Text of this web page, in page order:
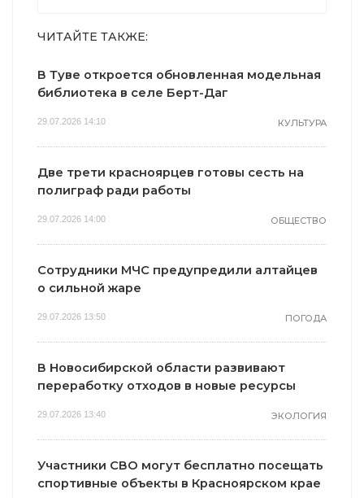
ЧИТАЙТЕ ТАКЖЕ:
В Туве откроется обновленная модельная
библиотека в селе Берт-Даг
29.07.2026 14:10 КУЛЬТУРА
Две трети красноярцев готовы сесть на
полиграф ради работы
29.07.2026 14:00 ОБЩЕСТВО
Сотрудники МЧС предупредили алтайцев
о сильной жаре
29.07.2026 13:50 ПОГОДА
В Новосибирской области развивают
переработку отходов в новые ресурсы
29.07.2026 13:40 ЭКОЛОГИЯ
Участники СВО могут бесплатно посещать
спортивные объекты в Красноярском крае